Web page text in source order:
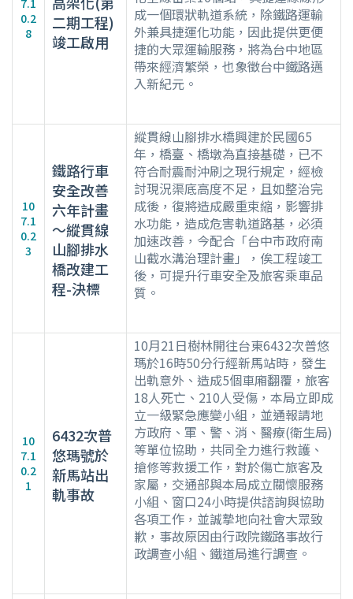
7.1
0.2
8
二期工程)
竣工啟用
成一個環狀軌道系統，除鐵路運輸
外兼具捷運化功能，因此提供更便
捷的大眾運輸服務，將為台中地區
帶來經濟繁榮，也象徵台中鐵路邁
入新紀元。
10
7.1
0.2
3
鐵路行車
安全改善
六年計畫
～縱貫線
山腳排水
橋改建工
程-決標
縱貫線山腳排水橋興建於民國65
年，橋臺、橋墩為直接基礎，已不
符合耐震耐沖刷之現行規定，經檢
討現況渠底高度不足，且如整治完
成後，復將造成嚴重束縮，影響排
水功能，造成危害軌道路基，必須
加速改善，今配合「台中市政府南
山截水溝治理計畫」，俟工程竣工
後，可提升行車安全及旅客乘車品
質。
10
7.1
0.2
1
6432次普
悠瑪號於
新馬站出
軌事故
10月21日樹林開往台東6432次普悠
瑪於16時50分行經新馬站時，發生
出軌意外、造成5個車廂翻覆，旅客
18人死亡、210人受傷，本局立即成
立一級緊急應變小組，並通報請地
方政府、軍、警、消、醫療(衛生局)
等單位協助，共同全力進行救護、
搶修等救援工作，對於傷亡旅客及
家屬，交通部與本局成立關懷服務
小組、窗口24小時提供諮詢與協助
各項工作，並誠摯地向社會大眾致
歉，事故原因由行政院鐵路事故行
政調查小組、鐵道局進行調查。